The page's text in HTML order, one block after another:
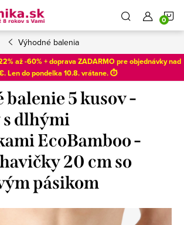
Výhodné balenia
až -60% + doprava ZADARMO pre objednávky nad
Len dopondelka 10.8. vrátane. ⏱️
balenie 5 kusov -
dlhými
EcoBamboo -
20 cm so
pásikom